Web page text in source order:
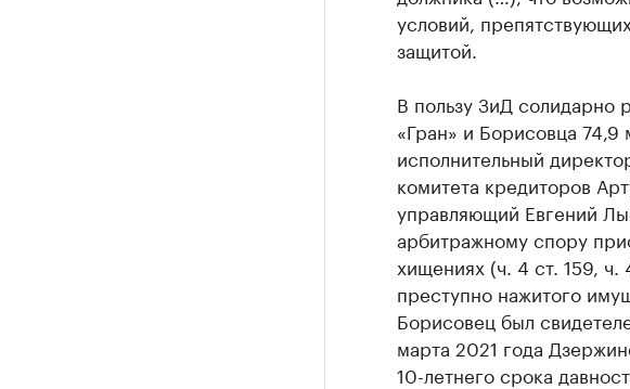
условий,
защитой.
В пользу ЗиД
«Гран» и Борисовца
исполнительный
комитета кредиторов
управляющий Евгений
арбитражному спору
хищениях (ч. 4 ст. 159,
преступно нажитого
Борисовец был
марта 2021 года
10-летнего срока